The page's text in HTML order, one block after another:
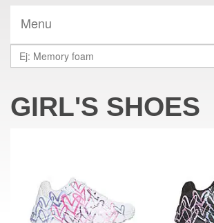
Menu
GIRL'S SHOES